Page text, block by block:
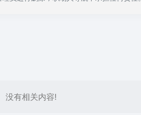
没有相关内容!